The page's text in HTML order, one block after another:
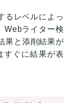
るレベルによっ
Webライター検
果と添削結果が
すぐに結果が表